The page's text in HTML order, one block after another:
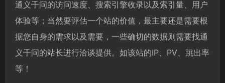
通义千问的访问速度、搜索引擎收录以及索引量、用户
体验等；当然要评估一个站的价值，最主要还是需要根
据您自身的需求以及需要，一些确切的数据则需要找通
义千问的站长进行洽谈提供。如该站的IP、PV、跳出率
等！